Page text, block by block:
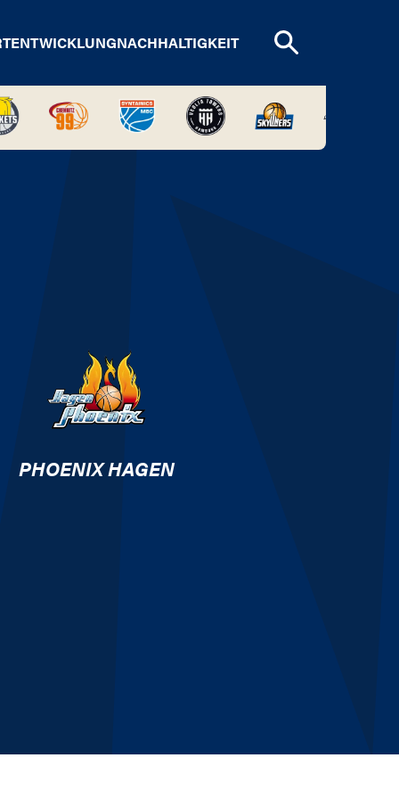
NACHHALTIGKEIT
PHOENIX HAGEN